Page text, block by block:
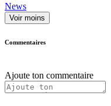
News
Voir moins
Commentaires
Ajoute ton commentaire